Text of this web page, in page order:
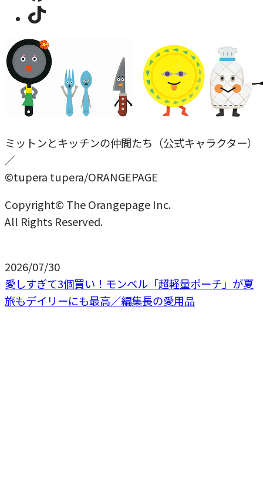
ミットンとキッチンの仲間たち（公式キャラクター）
／
©tupera tupera/ORANGEPAGE
Copyright© The Orangepage Inc.
All Rights Reserved.
2026/07/30
愛しすぎて3個買い！モンベル「超軽量ポーチ」が夏
旅もデイリーにも最高／編集長の愛用品